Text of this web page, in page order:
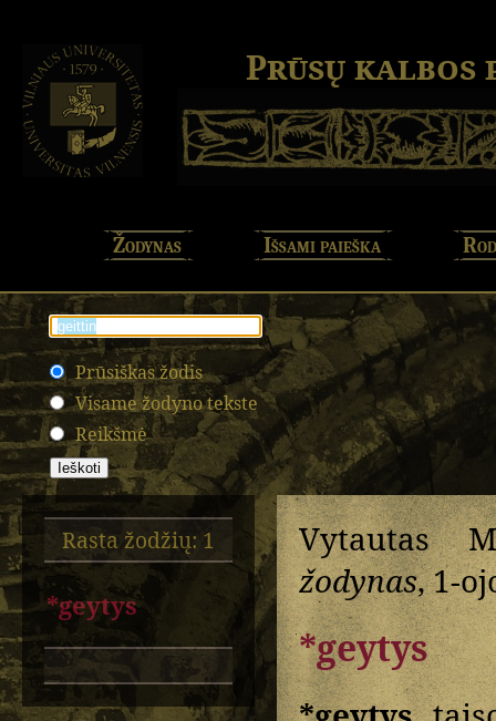
Prūsų kalbos
Žodynas Išsami paieška
Prūsiškas žodis
Visame žodyno tekste
Reikšmė
Rasta žodžių: 1
*geytys
Vytautas
žodynas, 1-
*geytys